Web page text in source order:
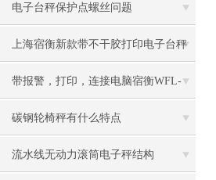
电子台秤保护点螺丝问题
上海宿衡新款带不干胶打印电子台秤
特色
带报警，打印，连接电脑宿衡WFL-
3100电子台秤
碳钢轮椅秤有什么特点
流水线无动力滚筒电子秤结构